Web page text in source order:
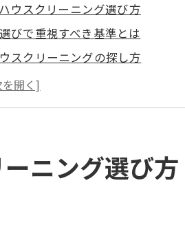
ウスクリーニング選び方
びで重視すべき基準とは
スクリーニングの探し方
リーニングの特徴を解説
料金相場と比較ポイント
ーニング業者の見極め方
ング業者を見極めるコツ
サービス内容を丁寧に比較
ニング選び方